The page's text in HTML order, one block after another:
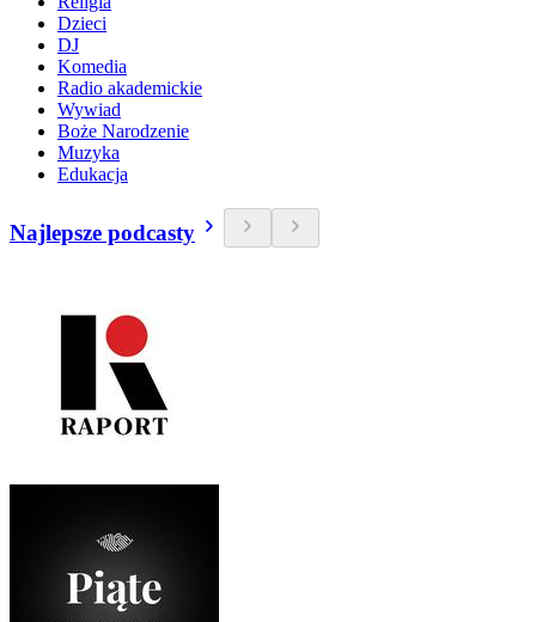
Dzieci
DJ
Komedia
Radio akademickie
Wywiad
Boże Narodzenie
Muzyka
Edukacja
Najlepsze podcasty